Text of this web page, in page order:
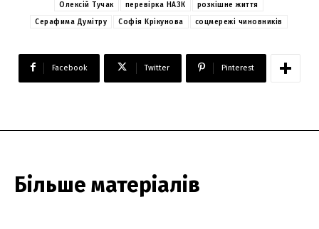
Олексій Тучак
перевірка НАЗК
розкішне життя
Серафима Думітру
Софія Крікунова соцмережі чиновників
Facebook Twitter Pinterest
Більше матеріалів